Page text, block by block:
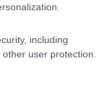
including
user protection.